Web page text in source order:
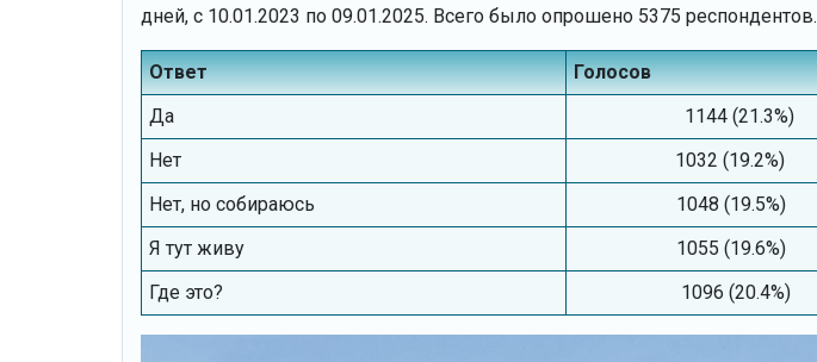
дней, с 10.01.2023 по 09.01.2025. Всего было опрошено 5375 респондентов.
Ответ
Голосов
Да
1144 (21.3%)
Нет
1032 (19.2%)
Нет, но собираюсь
1048 (19.5%)
Я тут живу
1055 (19.6%)
Где это?
1096 (20.4%)